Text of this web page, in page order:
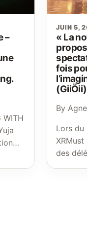
–
WITH
JUIN 5,
« La
fois
(GiiÖii)
By
Lors du
des